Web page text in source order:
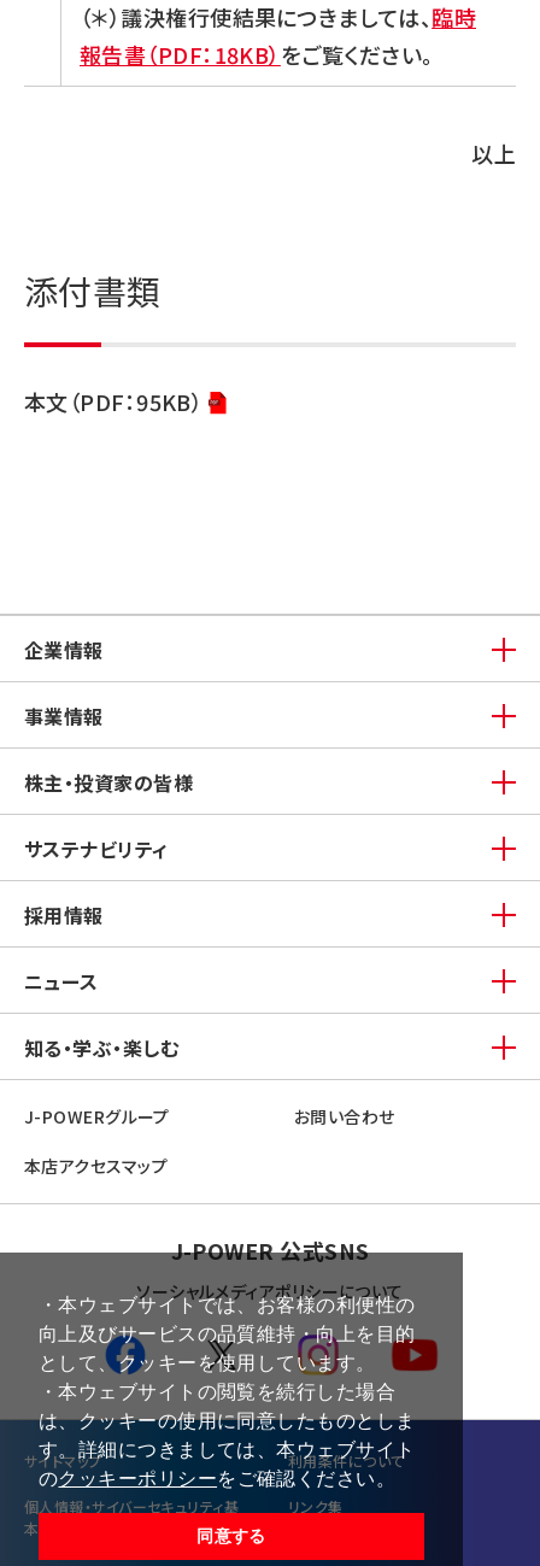
・本ウェブサイトでは、お客様の利便性の
向上及びサービスの品質維持・向上を目的
として、クッキーを使用しています。
・本ウェブサイトの閲覧を続行した場合
は、クッキーの使用に同意したものとしま
す。詳細につきましては、本ウェブサイト
のクッキーポリシーをご確認ください。
同意する
（＊）議決権行使結果につきましては、臨時
報告書（PDF：18KB） をご覧ください。
以上
添付書類
本文（PDF：95KB）
企業情報
事業情報
株主・投資家の皆様
サステナビリティ
採用情報
ニュース
知る・学ぶ・楽しむ
J-POWERグループ お問い合わせ
本店アクセスマップ
J-POWER 公式SNS
ソーシャルメディアポリシーについて
サイトマップ 利⽤条件について
個⼈情報・サイバーセキュリティ基
本方針
リンク集